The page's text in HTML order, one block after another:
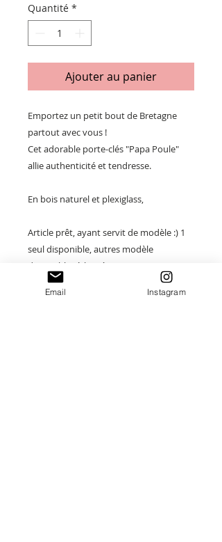
Quantité *
Ajouter au panier
Emportez un petit bout de Bretagne
partout avec vous !
Cet adorable porte-clés "Papa Poule"
allie authenticité et tendresse.
En bois naturel et plexiglass,
Article prêt, ayant servit de modèle :) 1
seul disponible, autres modèle
disponibles à la créations.
Il est l'accessoire idéal pour offrir ou
Email Instagram